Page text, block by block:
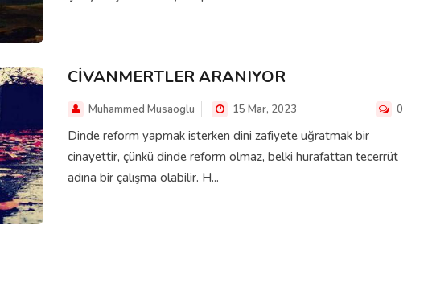
CİVANMERTLER ARANIYOR
Muhammed Musaoglu 15 Mar, 2023 0
Dinde reform yapmak isterken dini zafiyete uğratmak bir
cinayettir, çünkü dinde reform olmaz, belki hurafattan tecerrüt
adına bir çalışma olabilir. H...